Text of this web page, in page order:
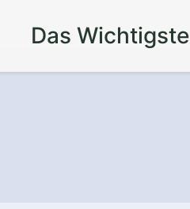
Das Wichtigste